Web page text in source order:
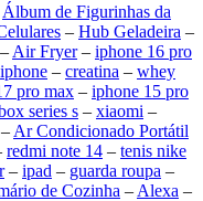
Álbum de Figurinhas da
– Hub Geladeira –
– Air Fryer– iphone 16 pro
iphone – creatina – whey
pro max – iphone 15 pro
series s – xiaomi –
Ar Condicionado Portátil
redmi note 14 – tenis nike
– ipad – guarda roupa –
de Cozinha – Alexa –